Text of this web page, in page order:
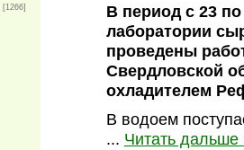
[1266]
В период с 23
лаборатории
проведены
Свердловской
охладителем
В водоем
... Читать дальше